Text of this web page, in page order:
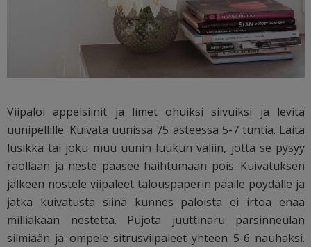
Viipaloi appelsiinit ja limet ohuiksi siivuiksi ja levitä
uunipellille. Kuivata uunissa 75 asteessa 5-7 tuntia. Laita
lusikka tai joku muu uunin luukun väliin, jotta se pysyy
raollaan ja neste pääsee haihtumaan pois. Kuivatuksen
jälkeen nostele viipaleet talouspaperin päälle pöydälle ja
jatka kuivatusta siinä kunnes paloista ei irtoa enää
milliäkään nestettä. Pujota juuttinaru parsinneulan
silmiään ja ompele sitrusviipaleet yhteen 5-6 nauhaksi.